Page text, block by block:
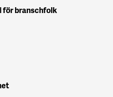
för branschfolk